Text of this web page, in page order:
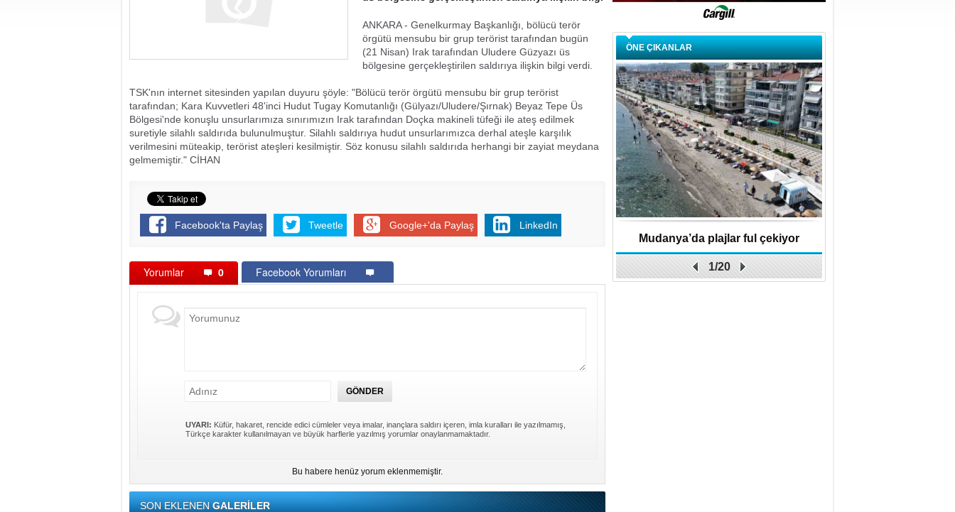
ANKARA - Genelkurmay Başkanlığı, bölücü terör
örgütü mensubu bir grup terörist tarafından bugün
(21 Nisan) Irak tarafından Uludere Güzyazı üs
bölgesine gerçekleştirilen saldırıya ilişkin bilgi verdi.
TSK'nın internet sitesinden yapılan duyuru şöyle: "Bölücü terör örgütü mensubu bir grup terörist
tarafından; Kara Kuvvetleri 48'inci Hudut Tugay Komutanlığı (Gülyazı/Uludere/Şırnak) Beyaz Tepe Üs
Bölgesi'nde konuşlu unsurlarımıza sınırımızın Irak tarafından Doçka makineli tüfeği ile ateş edilmek
suretiyle silahlı saldırıda bulunulmuştur. Silahlı saldırıya hudut unsurlarımızca derhal ateşle karşılık
verilmesini müteakip, terörist ateşleri kesilmiştir. Söz konusu silahlı saldırıda herhangi bir zayiat meydana
gelmemiştir." CİHAN
Facebook'ta Paylaş Tweetle Google+'da Paylaş LinkedIn
Yorumlar 0 Facebook Yorumları
UYARI: Küfür, hakaret, rencide edici cümleler veya imalar, inançlara saldırı içeren, imla kuralları ile yazılmamış,
Türkçe karakter kullanılmayan ve büyük harflerle yazılmış yorumlar onaylanmamaktadır.
Bu habere henüz yorum eklenmemiştir.
SON EKLENENGALERİLER
ÖNE ÇIKANLAR
Mudanya’da plajlar ful çekiyor
1/20